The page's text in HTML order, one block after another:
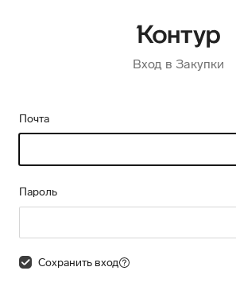
Вход в Закупки
Почта
Пароль
Сохранить вход